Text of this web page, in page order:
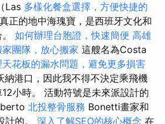
Las 多樣化餐盒選擇，方便快捷的
正的地中海瑰寶，是西班牙文化和
如何辦理台胞證，快速簡便 高雄
團隊，放心搬家 這艘名為Costa
花板的漏水問題，避免更多損害
港口，因此我不得不決定乘飛機
小時。 活動符號是未來派設計的
北投整骨服務 Bonetti畫家和
計的。 深入了解SEO的核心概念 在